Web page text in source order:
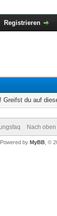
Registrieren
Greifst du auf
Nach oben
, Powered by MyBB , ©